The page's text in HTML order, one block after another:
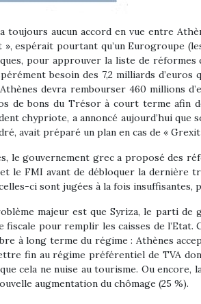
toujours aucun accord en vue entre
», espérait pourtant qu’un Eurogroupe
pour approuver la liste de réformes
besoin des 7,2 milliards
devra rembourser 460 millions
de bons du Trésor à court terme afin
chypriote, a annoncé aujourd’hui que
avait préparé un plan en cas de «
le gouvernement grec a proposé des
le FMI avant de débloquer la dernière
ci sont jugées à la fois
majeur est que Syriza, le parti de
fiscale pour remplir les caisses de
à long terme du régime : Athènes
fin au régime préférentiel de TVA
cela ne nuise au tourisme. Ou encore,
augmentation du chômage (25 %).